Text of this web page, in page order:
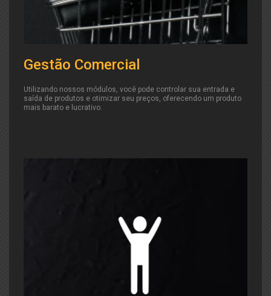
Gestão Comercial
Utilizando nossos módulos, você pode controlar sua entrada e
saída de produtos e otimizar seu preços, oferecendo um produto
mais barato e lucrativo.